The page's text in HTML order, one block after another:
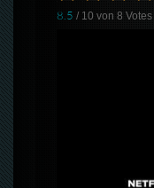
8.5 / 10 von8 Votes